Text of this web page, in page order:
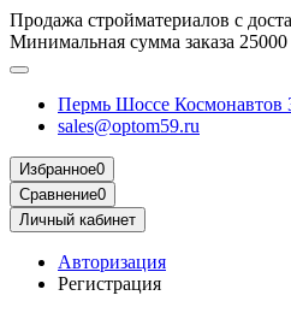
Продажа стройматериалов с
Минимальная сумма заказа 25000
Пермь Шоссе Космонавтов
sales@optom59.ru
Избранное0
Сравнение0
Личный кабинет
Авторизация
Регистрация